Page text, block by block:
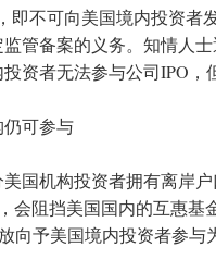
即不可向美国境内投资
管备案的义务。知情人
资者无法参与公司IPO
可参与
国机构投资者拥有离岸
会阻挡美国国内的互惠
向予美国境内投资者参与